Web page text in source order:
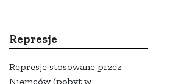
Represje
Represje stosowane przez
Niemców (pobyt w